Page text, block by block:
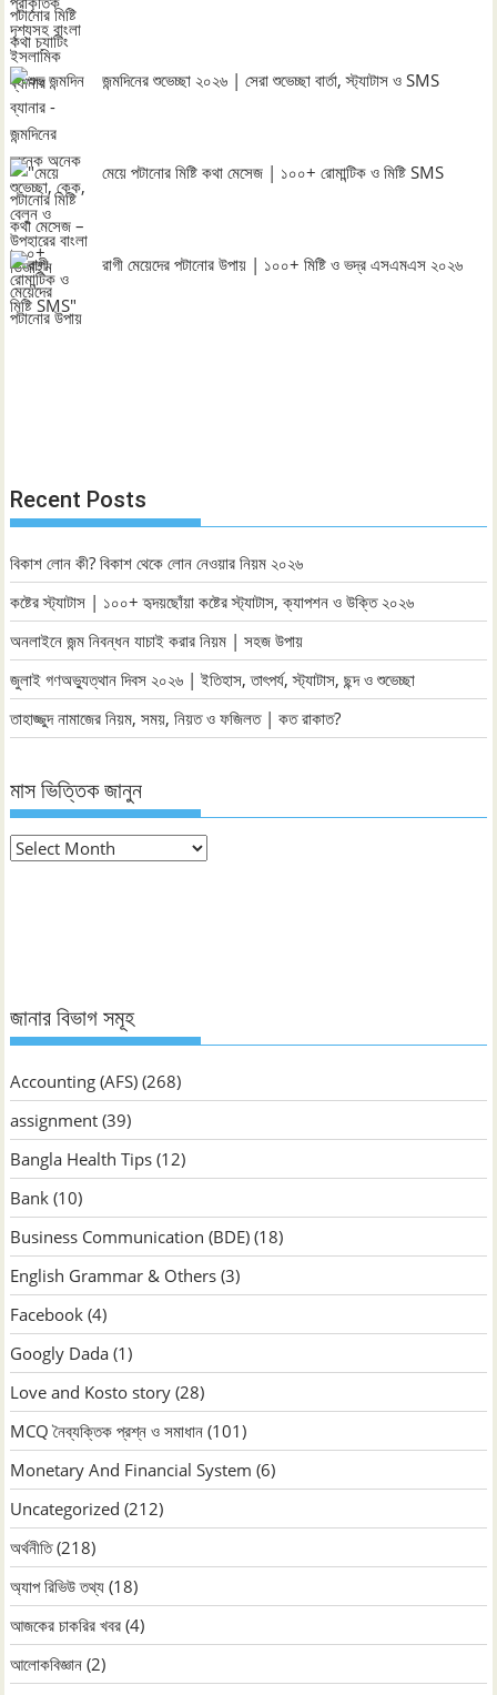
জন্মদিনের শুভেচ্ছা ২০২৬ | সেরা শুভেচ্ছা বার্তা, স্ট্যাটাস ও SMS
মেয়ে পটানোর মিষ্টি কথা মেসেজ | ১০০+ রোমান্টিক ও মিষ্টি SMS
রাগী মেয়েদের পটানোর উপায় | ১০০+ মিষ্টি ও ভদ্র এসএমএস ২০২৬
Recent Posts
বিকাশ লোন কী? বিকাশ থেকে লোন নেওয়ার নিয়ম ২০২৬
কষ্টের স্ট্যাটাস | ১০০+ হৃদয়ছোঁয়া কষ্টের স্ট্যাটাস, ক্যাপশন ও উক্তি ২০২৬
অনলাইনে জন্ম নিবন্ধন যাচাই করার নিয়ম | সহজ উপায়
জুলাই গণঅভ্যুত্থান দিবস ২০২৬ | ইতিহাস, তাৎপর্য, স্ট্যাটাস, ছন্দ ও শুভেচ্ছা
তাহাজ্জুদ নামাজের নিয়ম, সময়, নিয়ত ও ফজিলত | কত রাকাত?
মাস ভিত্তিক জানুন
মাস
জানার বিভাগ সমূহ
Accounting (AFS) (268)
assignment (39)
Bangla Health Tips (12)
Bank (10)
Business Communication (BDE) (18)
English Grammar & Others (3)
Facebook (4)
Googly Dada (1)
Love and Kosto story (28)
MCQ নৈব্যক্তিক প্রশ্ন ও সমাধান (101)
Monetary And Financial System (6)
Uncategorized (212)
অর্থনীতি(218)
অ্যাপ রিভিউ তথ্য (18)
আজকের চাকরির খবর (4)
আলোকবিজ্ঞান (2)